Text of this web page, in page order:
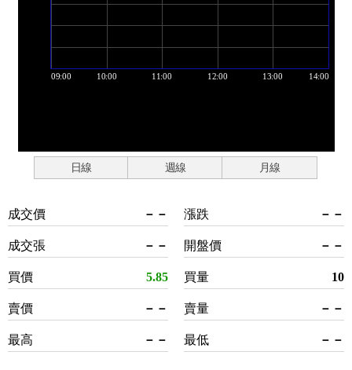
日線 週線 月線
成交價 －－
成交張 －－
買價 5.85
賣價 －－
最高 －－
漲跌 －－
開盤價 －－
買量 10
賣量 －－
最低 －－